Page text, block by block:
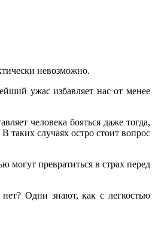
невозможно.
ужас избавляет нас от менее
человека бояться даже тогда,
таких случаях остро стоит вопрос
могут превратиться в страх перед
Одни знают, как с легкостью